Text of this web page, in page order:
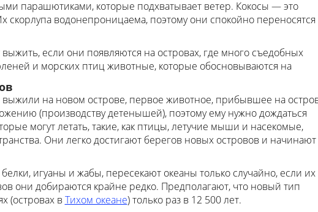
парашютиками, которые подхватывает ветер. Кокосы — это
скорлупа водонепроницаема, поэтому они спокойно переносятся
если они появляются на островах, где много съедобных
и морских птиц животные, которые обосновываются на
на новом острове, первое животное, прибывшее на
(производству детенышей), поэтому ему нужно дождаться
могут летать, такие, как птицы, летучие мыши и насекомые,
Они легко достигают берегов новых островов и начинают
игуаны и жабы, пересекают океаны только случайно, если их
они добираются крайне редко. Предполагают, что новый тип
(островах вТихом океане) только раз в 12 500 лет.